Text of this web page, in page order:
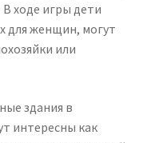
ходе игры дети
для женщин, могут
или
здания в
интересны как